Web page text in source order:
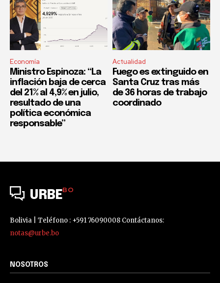
Economía
Ministro Espinoza: “La
inflación baja de cerca
del 21% al 4,9% en julio,
resultado de una
política económica
responsable”
Actualidad
Fuego es extinguido en
Santa Cruz tras más
de 36 horas de trabajo
coordinado
URBEBO
Bolivia | Teléfono : +591 76090008 Contáctanos:
notas@urbe.bo
NOSOTROS